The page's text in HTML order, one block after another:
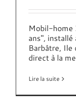
Mobil-home
ans",
Barbâtre, Ile
direct à la
Lire la suite